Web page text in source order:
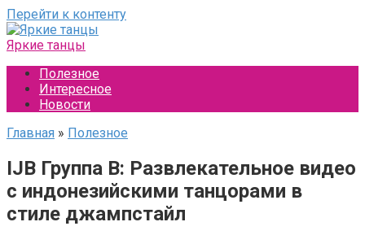
Перейти к контенту
Яркие танцы
Полезное
Интересное
Новости
Главная » Полезное
IJB Группа B: Развлекательное видео
с индонезийскими танцорами в
стиле джампстайл